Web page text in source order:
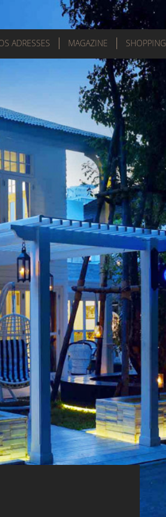
ADRESSES MAGAZINE SHOPPING